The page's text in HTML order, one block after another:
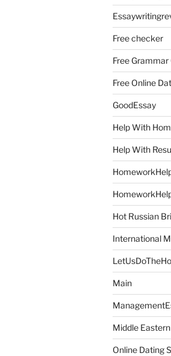
Free checker
Free
Free Online
GoodEssay
Help With
Help With
Hot Russian
International
Main
Middle
Online Dating